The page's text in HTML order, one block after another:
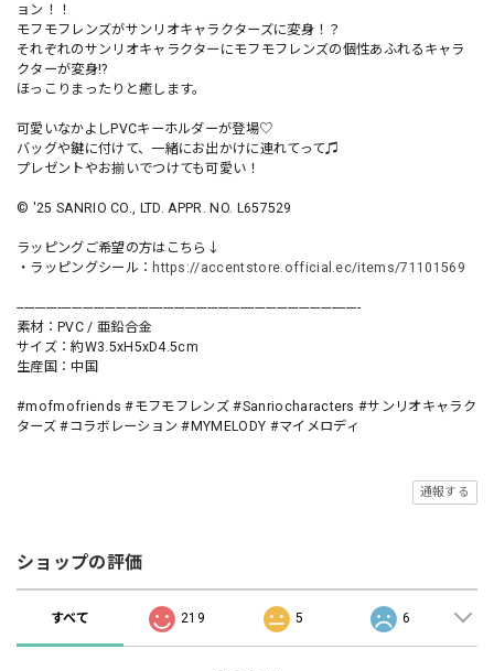
ョン！！
モフモフレンズがサンリオキャラクターズに変身！？
それぞれのサンリオキャラクターにモフモフレンズの個性あふれるキャラ
クターが変身!?
ほっこりまったりと癒します。
可愛いなかよしPVCキーホルダーが登場♡
バッグや鍵に付けて、一緒にお出かけに連れてって♫
プレゼントやお揃いでつけても可愛い！
© '25 SANRIO CO., LTD. APPR. NO. L657529
ラッピングご希望の方はこちら↓
・ラッピングシール： https://accentstore.official.ec/items/71101569
----------------------------------------------------------------------------------------------
素材：PVC / 亜鉛合金
サイズ：約W3.5xH5xD4.5cm
生産国：中国
#mofmofriends #モフモフレンズ #Sanriocharacters #サンリオキャラク
ターズ #コラボレーション #MYMELODY #マイメロディ
通報する
ショップの評価
すべて 219 5 6